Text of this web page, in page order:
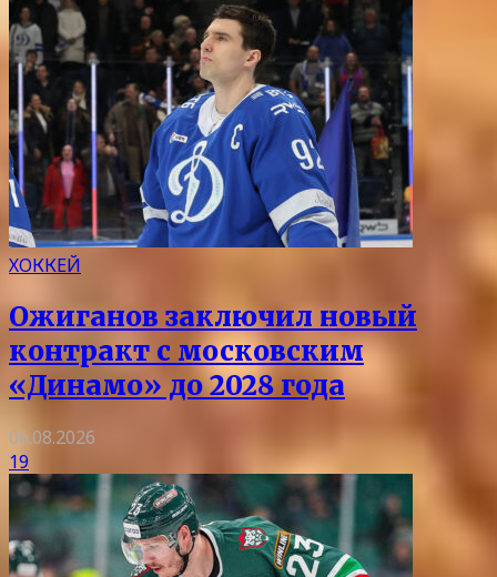
ХОККЕЙ
Ожиганов заключил новый
контракт с московским
«Динамо» до 2028 года
06.08.2026
19